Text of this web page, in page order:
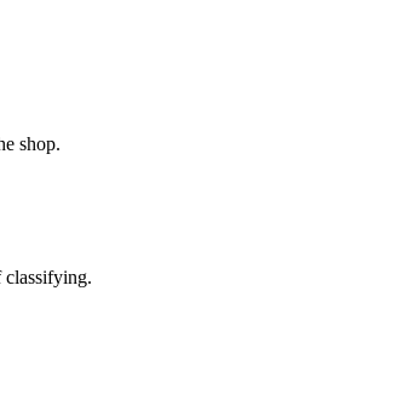
shop.
classifying.